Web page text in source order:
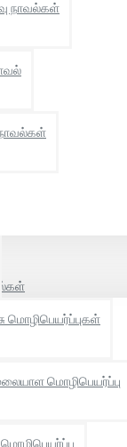
நாவல்கள்
நாவல்கள்
மொழிபெயர்ப்புகள்
மொழிபெயர்ப்பு